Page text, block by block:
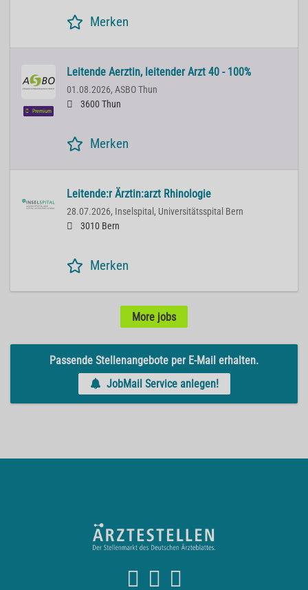
Merken
Premium
Leitende Aerztin, leitender Arzt 40 - 100%
01.08.2026, ASBO Thun
3600 Thun
Merken
Leitende:r Ärztin:arzt Rhinologie
28.07.2026, Inselspital, Universitätsspital Bern
3010 Bern
Merken
More jobs
Passende Stellenangebote per E-Mail erhalten.
JobMail Service anlegen!